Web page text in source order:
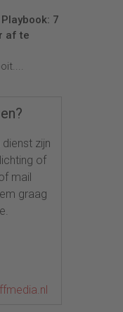
7
af te
zijn
of
mail
graag